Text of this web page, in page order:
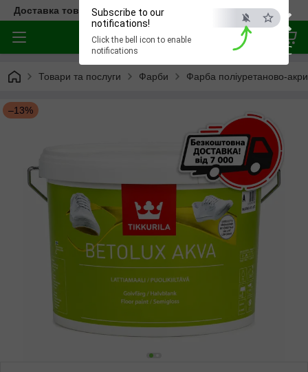
×
ESC
Subscribe to our
notifications!
Click the bell icon to enable
notifications
Доставка товара по всей Украине
Товари та послуги Фарби Фарба поліуретаново-
–13%